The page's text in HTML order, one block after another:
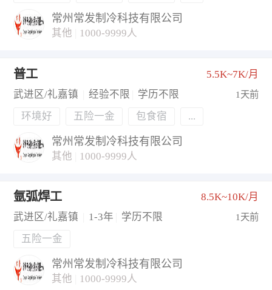
常州常发制冷科技有限公司
其他 1000-9999人
普工
5.5K~7K/月
武进区/礼嘉镇
经验不限 学历不限 1天前
环境好 五险一金 包食宿 ...
常州常发制冷科技有限公司
其他 1000-9999人
氩弧焊工
8.5K~10K/月
武进区/礼嘉镇
1-3年 学历不限 1天前
五险一金
常州常发制冷科技有限公司
其他 1000-9999人